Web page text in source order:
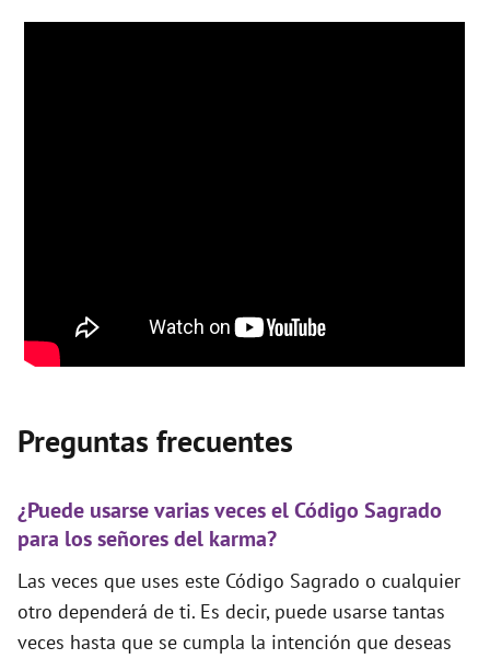
Preguntas frecuentes
¿Puede usarse varias veces el Código Sagrado
para los señores del karma?
Las veces que uses este Código Sagrado o cualquier
otro dependerá de ti. Es decir, puede usarse tantas
veces hasta que se cumpla la intención que deseas